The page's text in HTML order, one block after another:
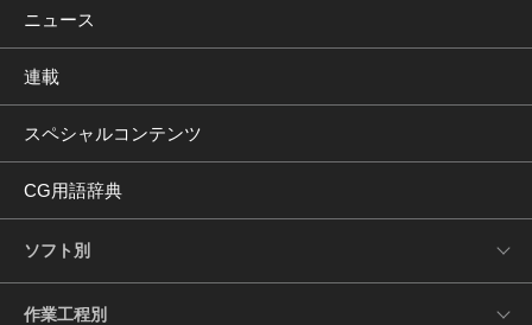
ニュース
連載
スペシャルコンテンツ
CG用語辞典
ソフト別
作業工程別